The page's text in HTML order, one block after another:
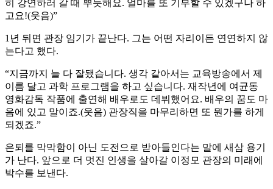
히 강연하러 갈 때 뿌듯해요. 얼마를 또 기부할 수 있겠구나 하
고요!(웃음)”
1년 뒤면 관장 임기가 끝난다. 그는 어떤 자리이든 연연하지 않
는다고 했다.
“지금까지 늘 다 잘됐습니다. 생각 같아서는 교육방송에서 제
이름 달고 과학 프로그램을 하고 싶습니다. 재작년에 여균동
영화감독 작품에 출연해 배우로도 데뷔했어요. 배우의 꿈도 마
음에 있고 말이죠.(웃음) 관장직을 마무리하면 또 뭔가를 하게
되겠죠.”
은퇴를 막막함이 아닌 도전으로 받아들인다는 말에 새삼 용기
가 난다. 앞으로 더 멋진 인생을 살아갈 이정모 관장의 미래에
박수를 보낸다.